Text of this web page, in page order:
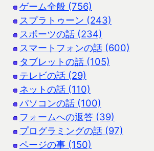
ゲーム全般 (756)
スプラトゥーン (243)
スポーツの話 (234)
スマートフォンの話 (600)
タブレットの話 (105)
テレビの話 (29)
ネットの話 (110)
パソコンの話 (100)
フォームへの返答 (39)
プログラミングの話 (97)
ページの事 (150)